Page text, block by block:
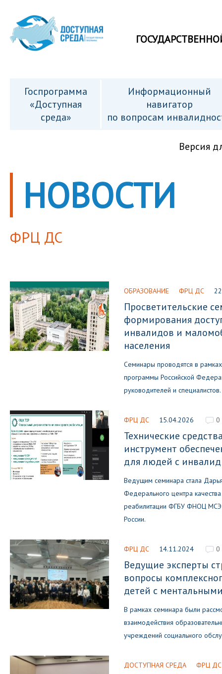
Госпрограмма
«Доступная
среда»
Информационный
навигатор
по вопросам
Версия
НОВОСТИ
ФРЦ ДС
ОБРАЗОВАНИЕ ФРЦ ДС
Просветительские
формирования
инвалидов и
населения
Семинары проводятся в
программы Российской
руководителей и специалистов.
ФРЦ ДС 15.04.2026 0
Технические
инструмент
для людей с
Ведущим семинара стала
Федерального центра
реабилитации ФГБУ ФНОЦ МСЭ
России.
ФРЦ ДС 14.11.2024 0
Ведущие эксперты
вопросы
детей с
В рамках семинара были
взаимодействия
учреждений социального
ДОСТУПНАЯ СРЕДА ФРЦ ДС